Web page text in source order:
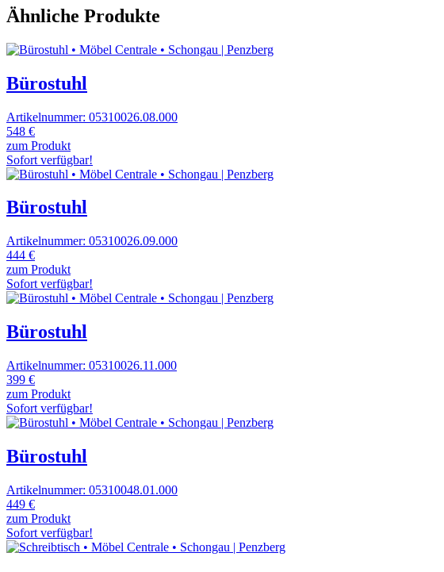
Ähnliche Produkte
Bürostuhl
Artikelnummer: 05310026.08.000
548 €
zum Produkt
Sofort verfügbar!
Bürostuhl
Artikelnummer: 05310026.09.000
444 €
zum Produkt
Sofort verfügbar!
Bürostuhl
Artikelnummer: 05310026.11.000
399 €
zum Produkt
Sofort verfügbar!
Bürostuhl
Artikelnummer: 05310048.01.000
449 €
zum Produkt
Sofort verfügbar!